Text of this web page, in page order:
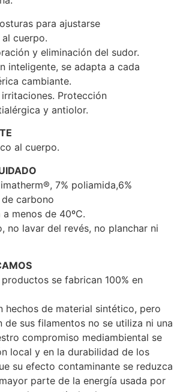
para ajustarse
cuerpo.
y eliminación del sudor.
inteligente, se adapta a cada
cambiante.
Protección
y antiolor.
al cuerpo.
7% poliamida,6%
carbono
menos de 40ºC.
no lavar del revés, no planchar ni
se fabrican 100% en
hechos de material sintético, pero
de sus filamentos no se utiliza ni una
compromiso mediambiental se
local y en la durabilidad de los
su efecto contaminante se reduzca
parte de la energía usada por